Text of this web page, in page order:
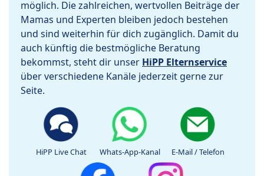
möglich. Die zahlreichen, wertvollen Beiträge der
Mamas und Experten bleiben jedoch bestehen
und sind weiterhin für dich zugänglich. Damit du
auch künftig die bestmögliche Beratung
bekommst, steht dir unser HiPP Elternservice
über verschiedene Kanäle jederzeit gerne zur
Seite.
HiPP Live Chat Whats-App-Kanal E-Mail / Telefon